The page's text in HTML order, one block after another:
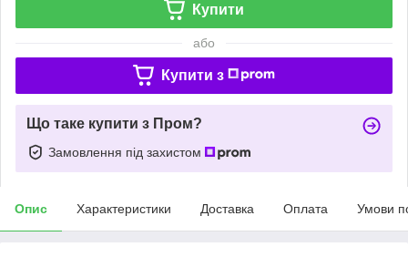
Купити
або
Купити з
Що таке купити з Пром?
Замовлення під захистом
Опис Характеристики Доставка Оплата Умови